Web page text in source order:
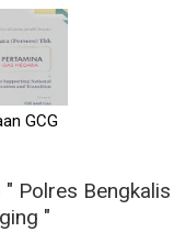
GCG
Polres
"